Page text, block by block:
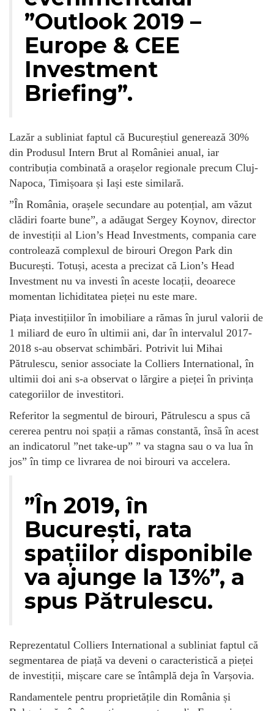
”Outlook 2019 –
Europe & CEE
Investment
Briefing”.
Lazăr a subliniat faptul că Bucureștiul generează 30%
din Produsul Intern Brut al României anual, iar
contribuția combinată a orașelor regionale precum Cluj-
Napoca, Timișoara și Iași este similară.
”În România, orașele secundare au potențial, am văzut
clădiri foarte bune”, a adăugat Sergey Koynov, director
de investiții al Lion’s Head Investments, compania care
controlează complexul de birouri Oregon Park din
București. Totuși, acesta a precizat că Lion’s Head
Investment nu va investi în aceste locații, deoarece
momentan lichiditatea pieței nu este mare.
Piața investițiilor în imobiliare a rămas în jurul valorii de
1 miliard de euro în ultimii ani, dar în intervalul 2017-
2018 s-au observat schimbări. Potrivit lui Mihai
Pătrulescu, senior associate la Colliers International, în
ultimii doi ani s-a observat o lărgire a pieței în privința
categoriilor de investitori.
Referitor la segmentul de birouri, Pătrulescu a spus că
cererea pentru noi spații a rămas constantă, însă în acest
an indicatorul ”net take-up” ” va stagna sau o va lua în
jos” în timp ce livrarea de noi birouri va accelera.
”În 2019, în
București, rata
spațiilor disponibile
va ajunge la 13%”, a
spus Pătrulescu.
Reprezentatul Colliers International a subliniat faptul că
segmentarea de piață va deveni o caracteristică a pieței
de investiții, mișcare care se întâmplă deja în Varșovia.
Randamentele pentru proprietățile din România și